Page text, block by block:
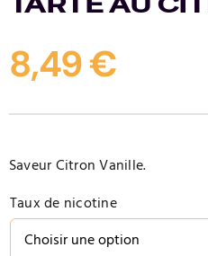
8,49€
Saveur Citron Vanille.
Taux de nicotine